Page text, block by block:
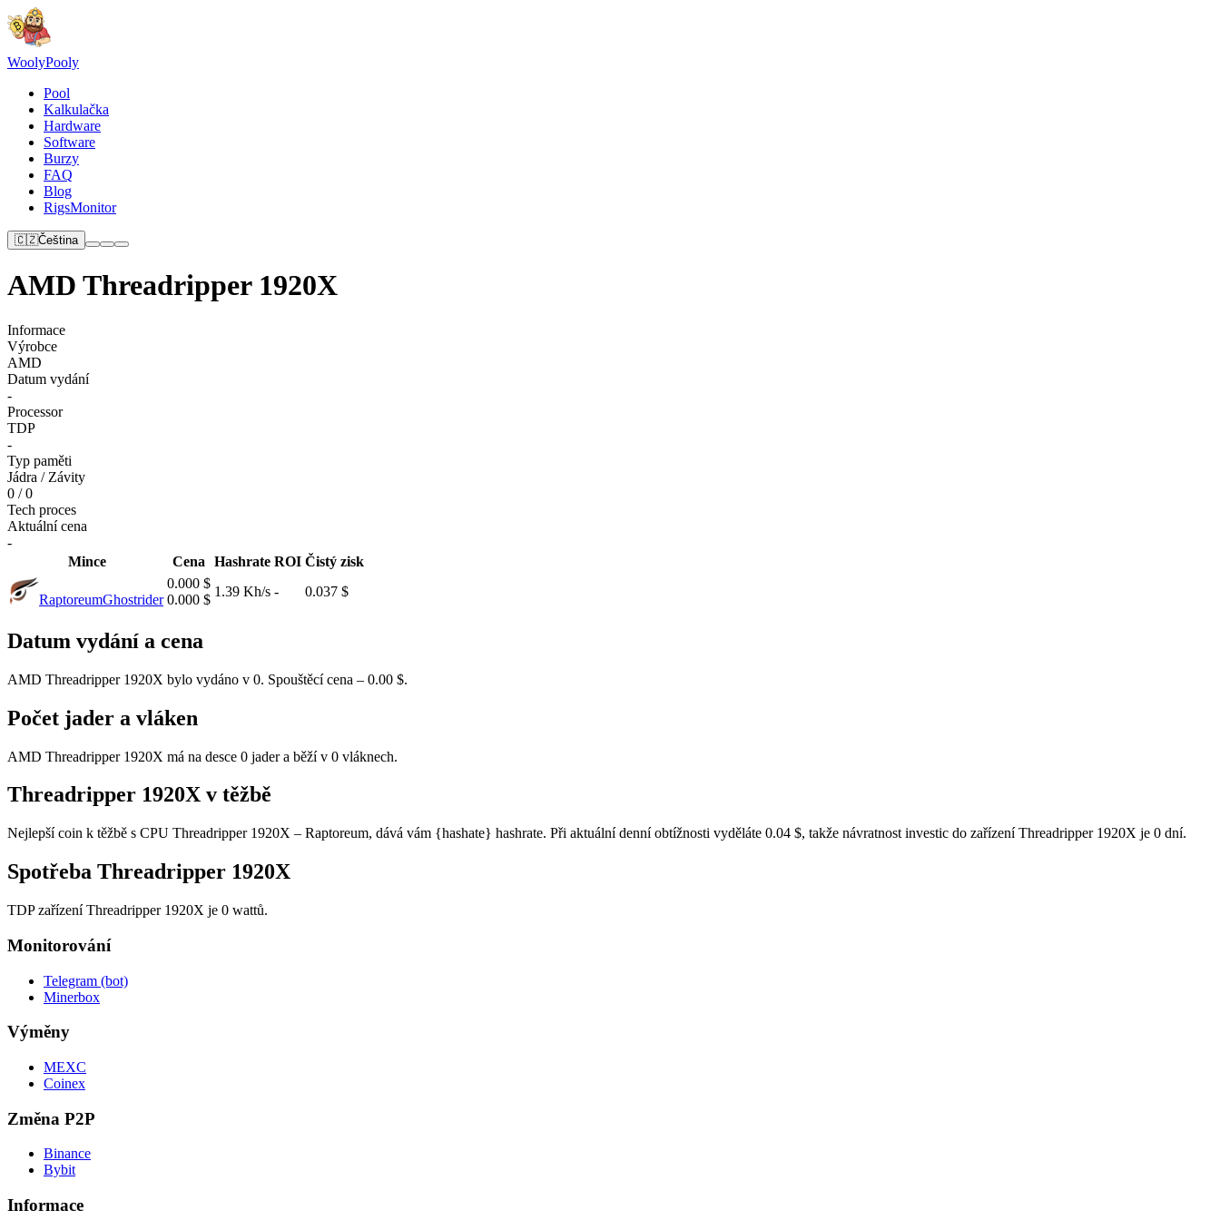
WoolyPooly
Pool
Kalkulačka
Hardware
Software
Burzy
FAQ
Blog
RigsMonitor
🇨🇿Čeština
AMD Threadripper 1920X
Informace
Výrobce
AMD
Datum vydání
-
Processor
TDP
-
Typ paměti
Jádra / Závity
0 / 0
Tech proces
Aktuální cena
-
Mince
Cena Hashrate ROI Čistý zisk
RaptoreumGhostrider
0.000 $
0.000 $
1.39 Kh/s - 0.037 $
Datum vydání a cena
AMD Threadripper 1920X bylo vydáno v 0. Spouštěcí cena – 0.00 $.
Počet jader a vláken
AMD Threadripper 1920X má na desce 0 jader a běží v 0 vláknech.
Threadripper 1920X v těžbě
Nejlepší coin k těžbě s CPU Threadripper 1920X – Raptoreum, dává vám {hashate} hashrate. Při aktuální denní obtížnosti vyděláte 0.04 $, takže návratnost investic do zařízení Threadripper 1920X je 0 dní.
Spotřeba Threadripper 1920X
TDP zařízení Threadripper 1920X je 0 wattů.
Monitorování
Telegram (bot)
Minerbox
Výměny
MEXC
Coinex
Změna P2P
Binance
Bybit
Informace